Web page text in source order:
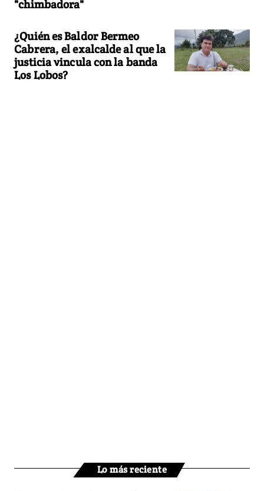
"chimbadora"
¿Quién es Baldor Bermeo
Cabrera, el exalcalde al que la
justicia vincula con la banda
Los Lobos?
Lo más reciente